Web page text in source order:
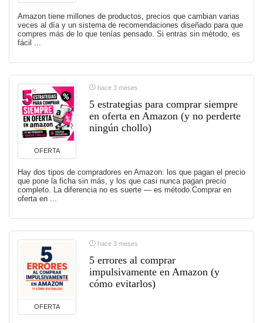
Amazon tiene millones de productos, precios que cambian varias
veces al día y un sistema de recomendaciones diseñado para que
compres más de lo que tenías pensado. Si entras sin método, es
fácil ...
OFERTA
hace 3 meses
5 estrategias para comprar siempre
en oferta en Amazon (y no perderte
ningún chollo)
Hay dos tipos de compradores en Amazon: los que pagan el precio
que pone la ficha sin más, y los que casi nunca pagan precio
completo. La diferencia no es suerte — es método.Comprar en
oferta en ...
OFERTA
hace 3 meses
5 errores al comprar
impulsivamente en Amazon (y
cómo evitarlos)